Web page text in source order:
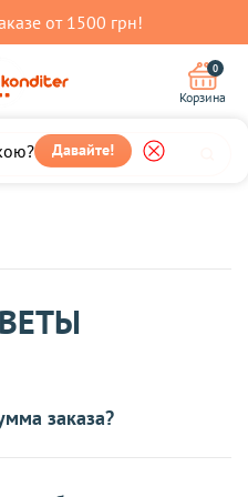
от 1500 грн!
Давайте!
0
Корзина
заказа?